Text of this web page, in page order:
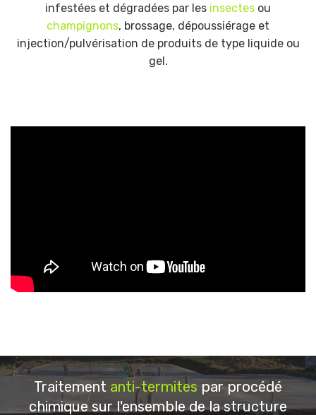
infestées et dégradées par les insectes ou
champignons, brossage, dépoussiérage et
injection/pulvérisation de produits de type liquide ou
gel.
Traitement anti-termites par procédé
chimique sur l'ensemble de la structure